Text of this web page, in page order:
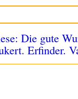
Die gute
Erfinder.